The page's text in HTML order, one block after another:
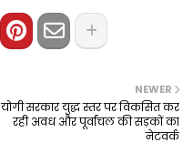
NEWER
योगी सरकार युद्ध स्तर पर विकसित कर
रही अवध और पूर्वांचल की सड़कों का
नेटवर्क